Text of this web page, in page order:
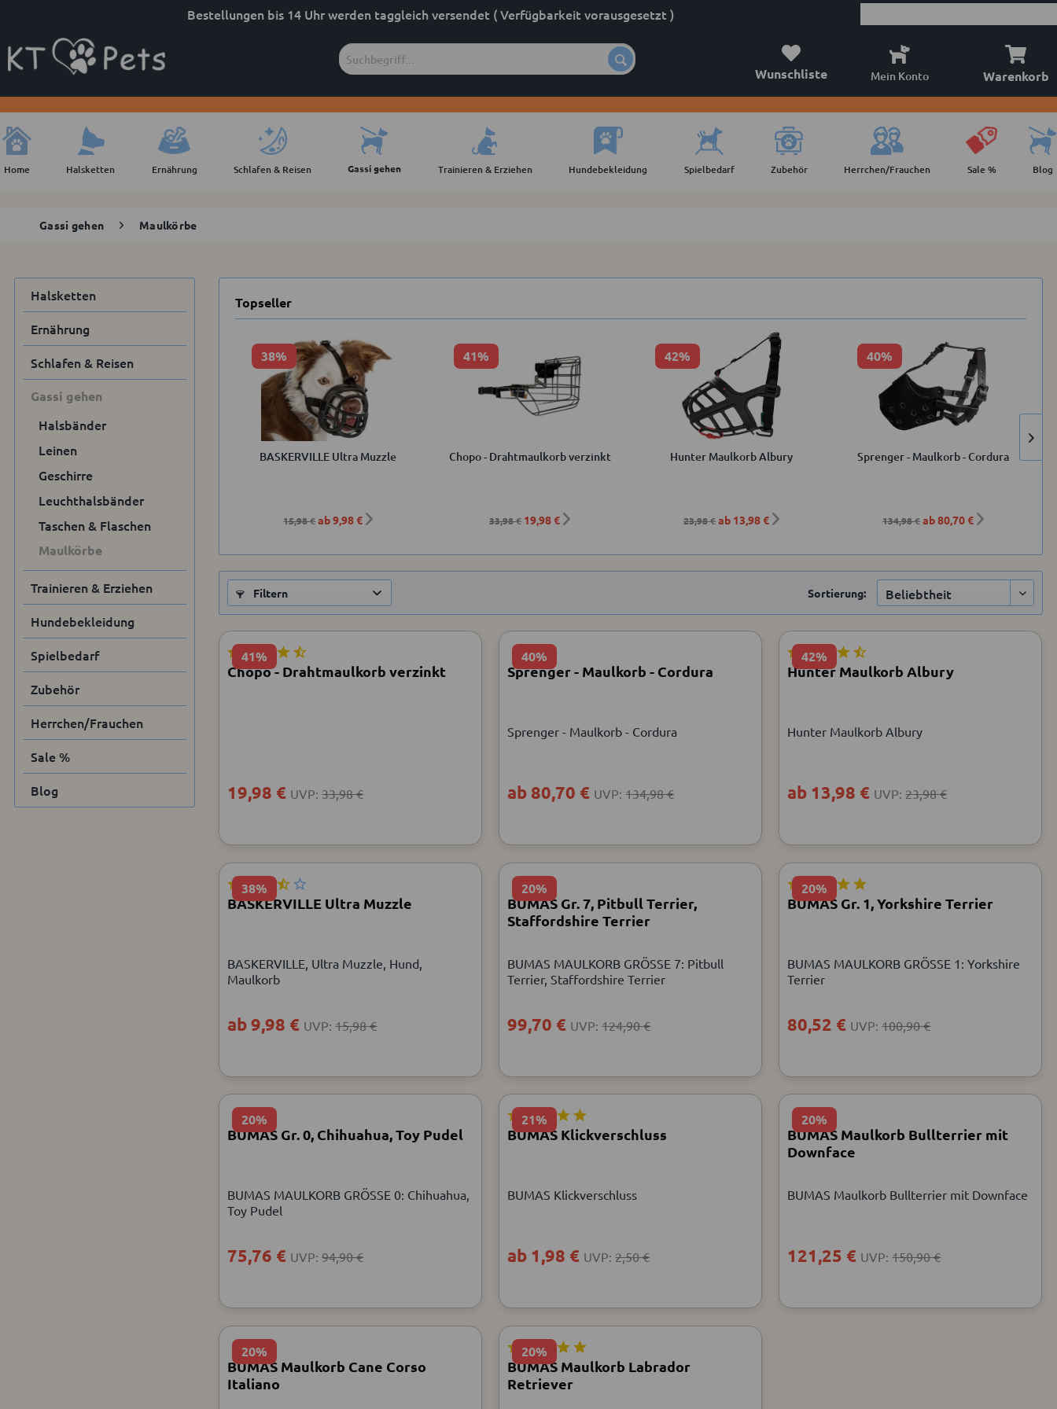
Bestellungen bis 14 Uhr werden taggleich versendet ( Verfügbarkeit vorausgesetzt )
Wunschliste Mein Konto Warenkorb
Home Halsketten Ernährung Schlafen & Reisen Gassi gehen Trainieren & Erziehen Hundebekleidung Spielbedarf Zubehör Herrchen/Frauchen Sale % Blog
Gassi gehen Maulkörbe
Halsketten
Ernährung
Schlafen & Reisen
Gassi gehen
Halsbänder
Leinen
Geschirre
Leuchthalsbänder
Taschen & Flaschen
Maulkörbe
Trainieren & Erziehen
Hundebekleidung
Spielbedarf
Zubehör
Herrchen/Frauchen
Sale %
Blog
Topseller
38%
BASKERVILLE Ultra Muzzle
15,98 € ab 9,98 €
41%
Chopo - Drahtmaulkorb verzinkt
33,98 € 19,98 €
42%
Hunter Maulkorb Albury
23,98 € ab 13,98 €
40%
Sprenger - Maulkorb - Cordura
134,98 € ab 80,70 €
Filtern Sortierung:
41%
Chopo - Drahtmaulkorb verzinkt
UVP:33,98 €
19,98 €
40%
Sprenger - Maulkorb - Cordura
Sprenger - Maulkorb - Cordura
UVP:134,98 €
ab 80,70 €
42%
Hunter Maulkorb Albury
Hunter Maulkorb Albury
UVP:23,98 €
ab 13,98 €
38%
BASKERVILLE Ultra Muzzle
BASKERVILLE, Ultra Muzzle, Hund,
Maulkorb
UVP:15,98 €
ab 9,98 €
20%
BUMAS Gr. 7, Pitbull Terrier,
Staffordshire Terrier
BUMAS MAULKORB GRÖSSE 7: Pitbull
Terrier, Staffordshire Terrier
UVP:124,90 €
99,70 €
20%
BUMAS Gr. 1, Yorkshire Terrier
BUMAS MAULKORB GRÖSSE 1: Yorkshire
Terrier
UVP:100,90 €
80,52 €
20%
BUMAS Gr. 0, Chihuahua, Toy Pudel
BUMAS MAULKORB GRÖSSE 0: Chihuahua,
Toy Pudel
UVP:94,90 €
75,76 €
21%
BUMAS Klickverschluss
BUMAS Klickverschluss
UVP:2,50 €
ab 1,98 €
20%
BUMAS Maulkorb Bullterrier mit
Downface
BUMAS Maulkorb Bullterrier mit Downface
UVP:150,90 €
121,25 €
20%
BUMAS Maulkorb Cane Corso
Italiano
20%
BUMAS Maulkorb Labrador
Retriever